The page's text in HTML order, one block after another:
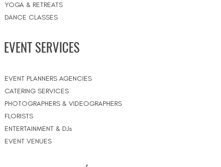
YOGA & RETREATS
DANCE CLASSES
EVENT SERVICES
EVENT PLANNERS AGENCIES
CATERING SERVICES
PHOTOGRAPHERS & VIDEOGRAPHERS
FLORISTS
ENTERTAINMENT & DJs
EVENT VENUES